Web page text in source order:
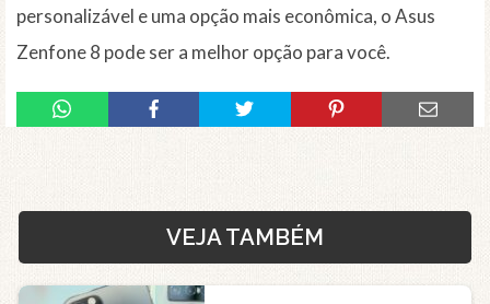
personalizável e uma opção mais econômica, o Asus
Zenfone 8 pode ser a melhor opção para você.
VEJA TAMBÉM